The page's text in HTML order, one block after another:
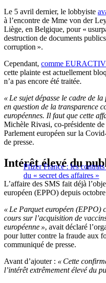
Le 5 avril dernier, le lobbyiste
à l’encontre de Mme von der
Liège, en Belgique, pour «
destruction de documents
corruption ».
Cependant, comme EURACTIV
cette plainte est actuellement
n’a pas encore été traitée.
« Le sujet dépasse le cadre de
en question de la transparence
européennes. Il faut que cette
Michèle Rivasi, co-présidente
Parlement européen sur la
de presse.
Pfizer France : les
du « secret des affaires »
Intérêt élevé du
L’affaire des SMS fait déjà
européen (EPPO) depuis
« Le Parquet européen (EPPO)
cours sur l’acquisition de
européenne », avait déclaré
pour lutter contre la fraude aux
communiqué de presse.
Avant d’ajouter : « Cette
l’intérêt extrêmement élevé du